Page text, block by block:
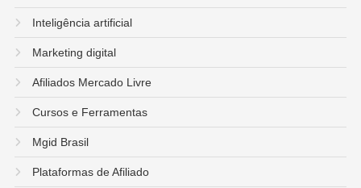
Inteligência artificial
Marketing digital
Afiliados Mercado Livre
Cursos e Ferramentas
Mgid Brasil
Plataformas de Afiliado